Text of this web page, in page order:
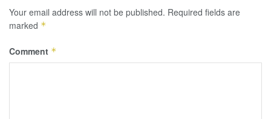
Your email address will not be published. Required fields are
marked *
Comment *